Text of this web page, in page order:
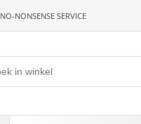
NO-NONSENSE SERVICE